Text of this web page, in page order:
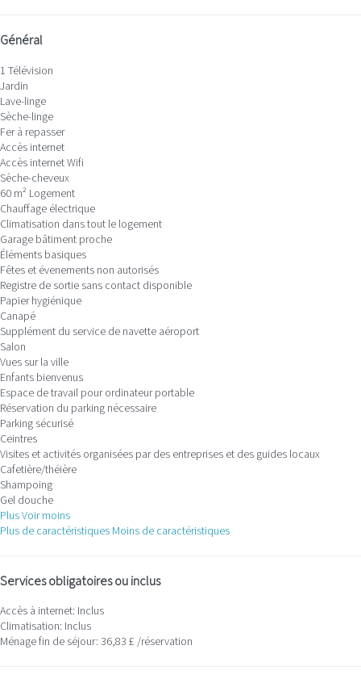
Général
1 Télévision
Jardin
Lave-linge
Sèche-linge
Fer à repasser
Accès internet
Accès internetWifi
Sèche-cheveux
60 m² Logement
Chauffage électrique
Climatisation dans tout le logement
Garage bâtiment proche
Éléments basiques
Fêtes et évenements non autorisés
Registre de sortie sans contact disponible
Papier hygiénique
Canapé
Supplément du service de navette aéroport
Salon
Vues sur la ville
Enfants bienvenus
Espace de travail pour ordinateur portable
Réservation du parking nécessaire
Parking sécurisé
Ceintres
Visites et activités organisées par des entreprises et des guides locaux
Cafetière/théière
Shampoing
Gel douche
PlusVoir moins
Plus de caractéristiques Moins de caractéristiques
Services obligatoires ou inclus
Accès à internet: Inclus
Climatisation: Inclus
Ménage fin de séjour: 36,83 £ /réservation